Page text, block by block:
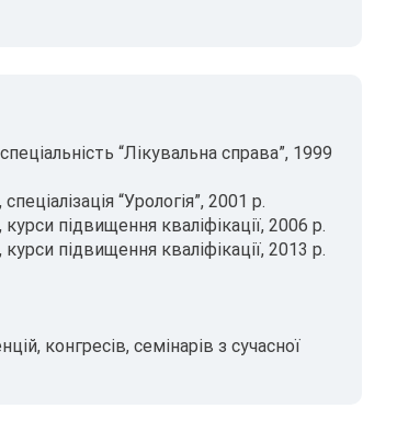
“Лікувальна справа”, 1999
“Урологія”, 2001 р.
підвищення кваліфікації, 2006 р.
підвищення кваліфікації, 2013 р.
конгресів, семінарів з сучасної